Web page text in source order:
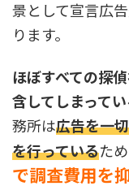
景として宣言広
ります。
ほぼすべての探
含してしまってい
務所は広告を一
を行っているた
で調査費用を